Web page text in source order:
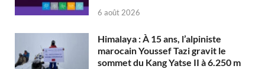
6 août 2026
Himalaya : À 15 ans, l’alpiniste
marocain Youssef Tazi gravit le
sommet du Kang Yatse II à 6.250 m